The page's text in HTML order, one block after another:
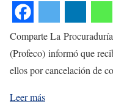
Comparte La
(Profeco) informó que
ellos por cancelación de
Leer más